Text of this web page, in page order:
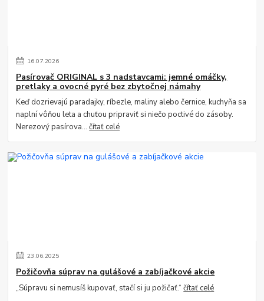
16.07.2026
Pasírovač ORIGINAL s 3 nadstavcami: jemné omáčky,
pretlaky a ovocné pyré bez zbytočnej námahy
Keď dozrievajú paradajky, ríbezle, maliny alebo černice, kuchyňa sa
naplní vôňou leta a chuťou pripraviť si niečo poctivé do zásoby.
Nerezový pasírova...čítať celé
23.06.2025
Požičovňa súprav na gulášové a zabíjačkové akcie
„Súpravu si nemusíš kupovať, stačí si ju požičať.“čítať celé